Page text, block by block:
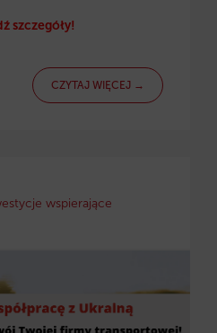
szczegóły!
CZYTAJ WIĘCEJ →
wspierające